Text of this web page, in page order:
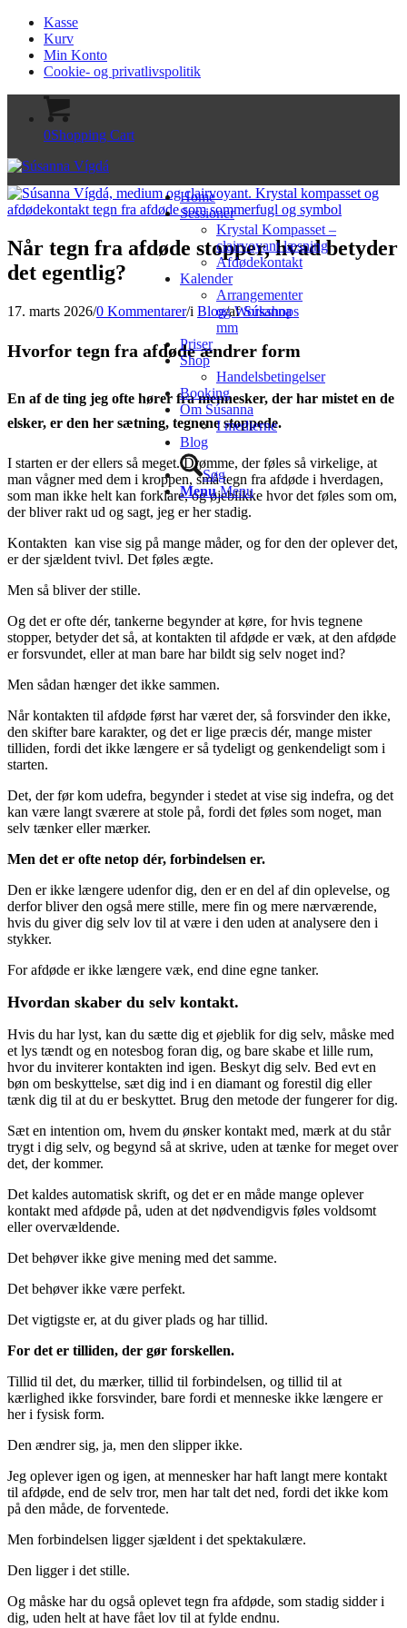
Kasse
Kurv
Min Konto
Cookie- og privatlivspolitik
0Shopping Cart
Home
Sessioner
Krystal Kompasset –
clairvoyant læsning
Afdødekontakt
Kalender
Arrangementer
og Workshops
mm
Priser
Shop
Handelsbetingelser
Booking
Om Súsanna
I medierne
Blog
Søg
Menu Menu
Når tegn fra afdøde stopper, hvad betyder
det egentlig?
17. marts 2026/0 Kommentarer/i Blog/afSúsanna
Hvorfor tegn fra afdøde ændrer form
En af de ting jeg ofte hører fra mennesker, der har mistet en de
elsker, er den her sætning, tegnene stoppede.
I starten er der ellers så meget. Drømme, der føles så virkelige, at
man vågner med dem i kroppen, små tegn fra afdøde i hverdagen,
som man ikke helt kan forklare, og øjeblikke hvor det føles som om,
der bliver rakt ud og sagt, jeg er her stadig.
Kontakten kan vise sig på mange måder, og for den der oplever det,
er der sjældent tvivl. Det føles ægte.
Men så bliver der stille.
Og det er ofte dér, tankerne begynder at køre, for hvis tegnene
stopper, betyder det så, at kontakten til afdøde er væk, at den afdøde
er forsvundet, eller at man bare har bildt sig selv noget ind?
Men sådan hænger det ikke sammen.
Når kontakten til afdøde først har været der, så forsvinder den ikke,
den skifter bare karakter, og det er lige præcis dér, mange mister
tilliden, fordi det ikke længere er så tydeligt og genkendeligt som i
starten.
Det, der før kom udefra, begynder i stedet at vise sig indefra, og det
kan være langt sværere at stole på, fordi det føles som noget, man
selv tænker eller mærker.
Men det er ofte netop dér, forbindelsen er.
Den er ikke længere udenfor dig, den er en del af din oplevelse, og
derfor bliver den også mere stille, mere fin og mere nærværende,
hvis du giver dig selv lov til at være i den uden at analysere den i
stykker.
For afdøde er ikke længere væk, end dine egne tanker.
Hvordan skaber du selv kontakt.
Hvis du har lyst, kan du sætte dig et øjeblik for dig selv, måske med
et lys tændt og en notesbog foran dig, og bare skabe et lille rum,
hvor du inviterer kontakten ind igen. Beskyt dig selv. Bed evt en
bøn om beskyttelse, sæt dig ind i en diamant og forestil dig eller
tænk dig til at du er beskyttet. Brug den metode der fungerer for dig.
Sæt en intention om, hvem du ønsker kontakt med, mærk at du står
trygt i dig selv, og begynd så at skrive, uden at tænke for meget over
det, der kommer.
Det kaldes automatisk skrift, og det er en måde mange oplever
kontakt med afdøde på, uden at det nødvendigvis føles voldsomt
eller overvældende.
Det behøver ikke give mening med det samme.
Det behøver ikke være perfekt.
Det vigtigste er, at du giver plads og har tillid.
For det er tilliden, der gør forskellen.
Tillid til det, du mærker, tillid til forbindelsen, og tillid til at
kærlighed ikke forsvinder, bare fordi et menneske ikke længere er
her i fysisk form.
Den ændrer sig, ja, men den slipper ikke.
Jeg oplever igen og igen, at mennesker har haft langt mere kontakt
til afdøde, end de selv tror, men har talt det ned, fordi det ikke kom
på den måde, de forventede.
Men forbindelsen ligger sjældent i det spektakulære.
Den ligger i det stille.
Og måske har du også oplevet tegn fra afdøde, som stadig sidder i
dig, uden helt at have fået lov til at fylde endnu.